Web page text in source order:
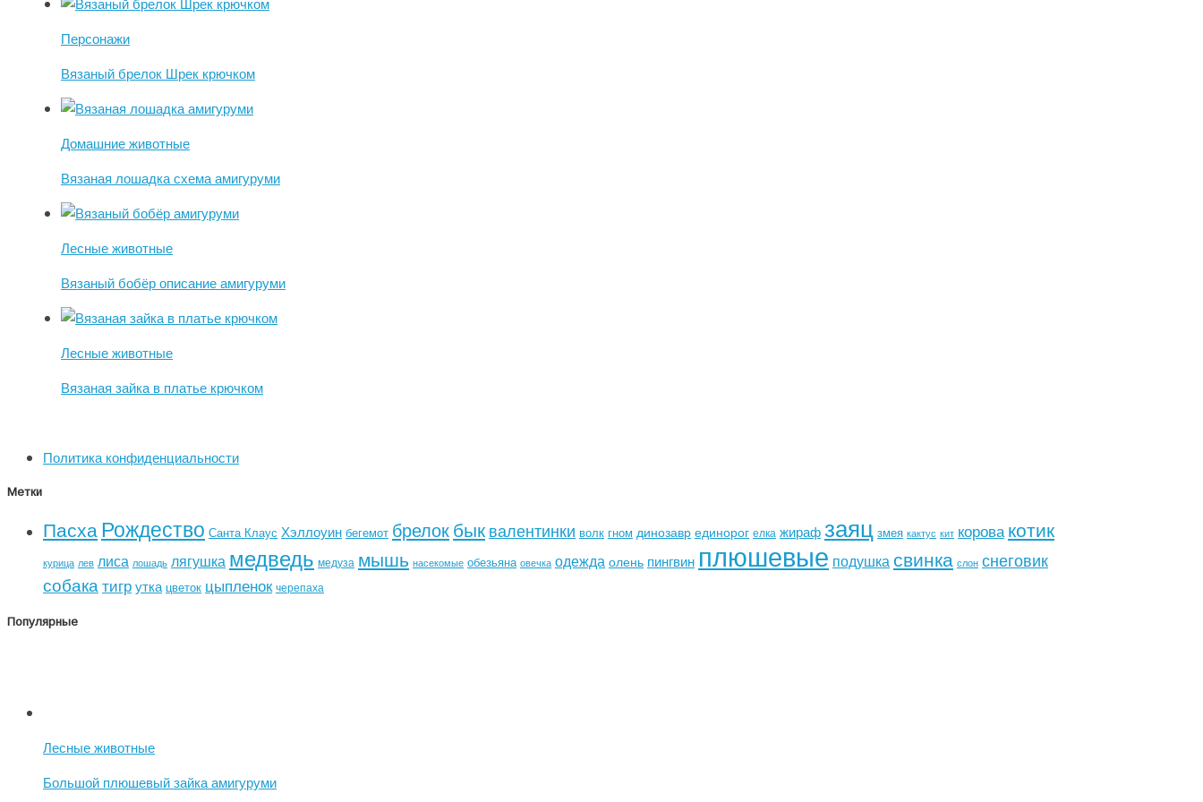
Персонажи
Вязаный брелок Шрек крючком
Домашние животные
Вязаная лошадка схема амигуруми
Лесные животные
Вязаный бобёр описание амигуруми
Лесные животные
Вязаная зайка в платье крючком
Политика конфиденциальности
Метки
ПасхаРождество Санта Клаус Хэллоуин бегемот брелокбыквалентинки волк гном динозавр единорог елка жирафзаяц змея кактус кит корова котик
курица лев лиса лошадь лягушка медведь медуза мышь насекомые обезьяна овечка одежда олень пингвин плюшевые подушка свинка слон снеговик
собака тигрутка цветок цыпленок черепаха
Популярные
Лесные животные
Большой плюшевый зайка амигуруми